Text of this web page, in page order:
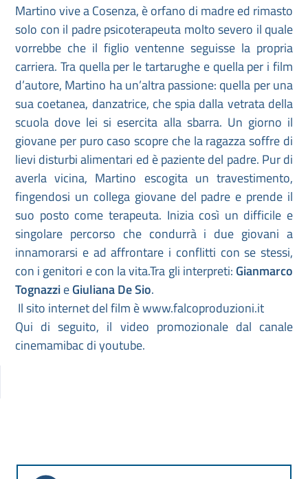
Martino vive a Cosenza, è orfano di madre ed rimasto
solo con il padre psicoterapeuta molto severo il quale
vorrebbe che il figlio ventenne seguisse la propria
carriera. Tra quella per le tartarughe e quella per i film
d’autore, Martino ha un’altra passione: quella per una
sua coetanea, danzatrice, che spia dalla vetrata della
scuola dove lei si esercita alla sbarra. Un giorno il
giovane per puro caso scopre che la ragazza soffre di
lievi disturbi alimentari ed è paziente del padre. Pur di
averla vicina, Martino escogita un travestimento,
fingendosi un collega giovane del padre e prende il
suo posto come terapeuta. Inizia così un difficile e
singolare percorso che condurrà i due giovani a
innamorarsi e ad affrontare i conflitti con se stessi,
con i genitori e con la vita.Tra gli interpreti: Gianmarco
TognazzieGiuliana De Sio.
Il sito internet del film è www.falcoproduzioni.it
Qui di seguito, il video promozionale dal canale
cinemamibac di youtube.